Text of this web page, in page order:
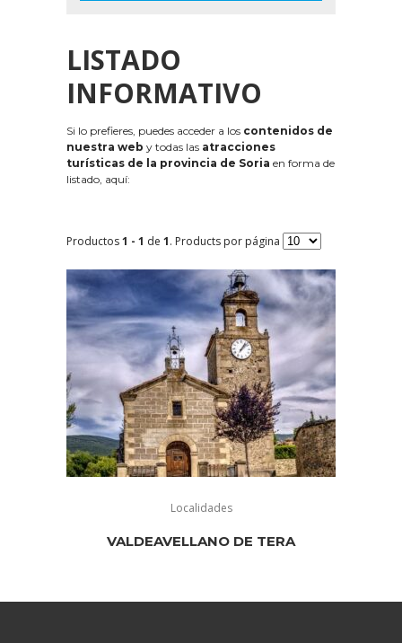
LISTADO
INFORMATIVO
Si lo prefieres, puedes acceder a los contenidos de
nuestra web y todas las atracciones
turísticas de la provincia de Soria en forma de
listado, aquí:
Productos1 - 1 de 1. Products por página
Localidades
VALDEAVELLANO DE TERA